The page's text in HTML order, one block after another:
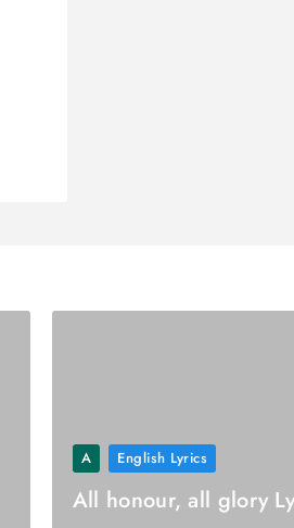
A English Lyrics
All honour, all glory